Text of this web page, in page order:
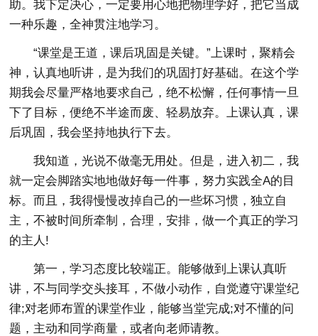
助。我下定决心，一定要用心地把物理学好，把它当成
一种乐趣，全神贯注地学习。
“课堂是王道，课后巩固是关键。”上课时，聚精会
神，认真地听讲，是为我们的巩固打好基础。在这个学
期我会尽量严格地要求自己，绝不松懈，任何事情一旦
下了目标，便绝不半途而废、轻易放弃。上课认真，课
后巩固，我会坚持地执行下去。
我知道，光说不做毫无用处。但是，进入初二，我
就一定会脚踏实地地做好每一件事，努力实践全A的目
标。而且，我得慢慢改掉自己的一些坏习惯，独立自
主，不被时间所牵制，合理，安排，做一个真正的学习
的主人!
第一，学习态度比较端正。能够做到上课认真听
讲，不与同学交头接耳，不做小动作，自觉遵守课堂纪
律;对老师布置的课堂作业，能够当堂完成;对不懂的问
题，主动和同学商量，或者向老师请教。